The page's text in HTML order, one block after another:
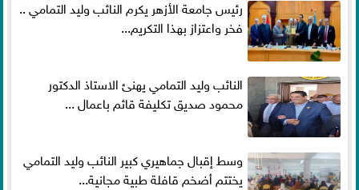
رئيس جامعة الأزهر يكرم النائب وليد التمامي ..
فخر واعتزاز بهذا التكريم...
النائب وليد التمامي يهنئ الاستاذ الدكتور
محمود صديق تكليفة قائم باعمال ...
وسط إقبال جماهيري كبير النائب وليد التمامي
يختتم أضخم قافلة طبية مجانية...